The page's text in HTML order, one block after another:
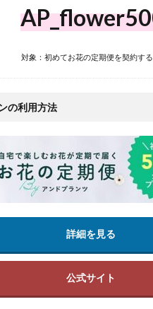
対象：初めてお花の定期便を契約す
の利用方法
詳細を見る
公式サイト